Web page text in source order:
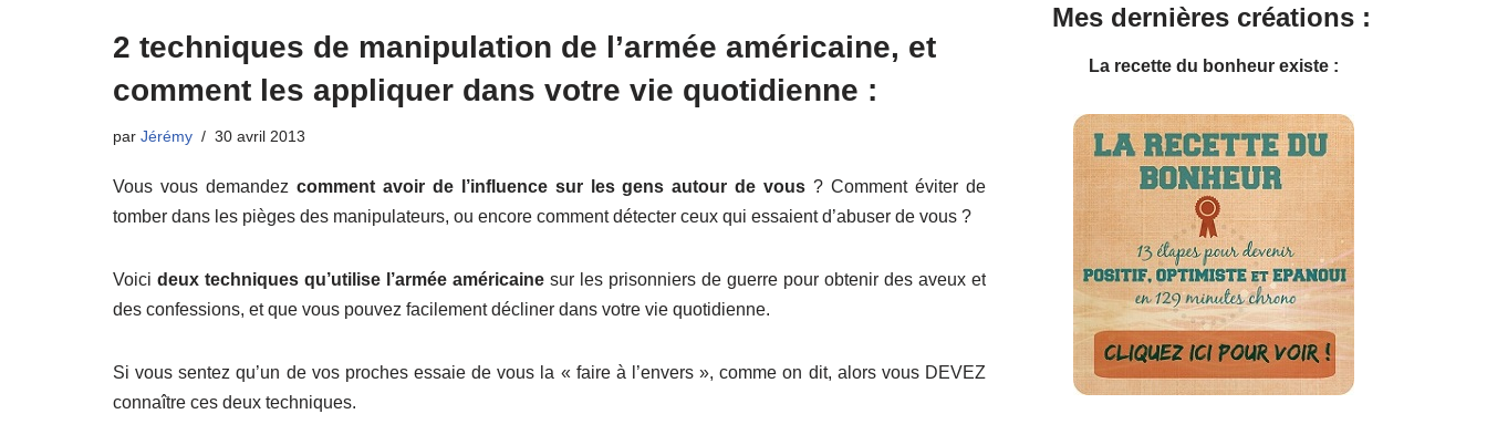
2 techniques de manipulation de l’armée américaine, et
comment les appliquer dans votre vie quotidienne :
par Jérémy 30 avril 2013
Vous vous demandez comment avoir de l’influence sur les gens autour de vous ? Comment éviter de
tomber dans les pièges des manipulateurs, ou encore comment détecter ceux qui essaient d’abuser de vous ?
Voici deux techniques qu’utilise l’armée américaine sur les prisonniers de guerre pour obtenir des aveux et
des confessions, et que vous pouvez facilement décliner dans votre vie quotidienne.
Si vous sentez qu’un de vos proches essaie de vous la « faire à l’envers », comme on dit, alors vous DEVEZ
connaître ces deux techniques.
Mes dernières créations :
La recette du bonheur existe :